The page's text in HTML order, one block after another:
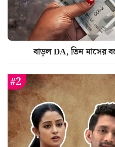
বাড়ল DA, তিন মাসের